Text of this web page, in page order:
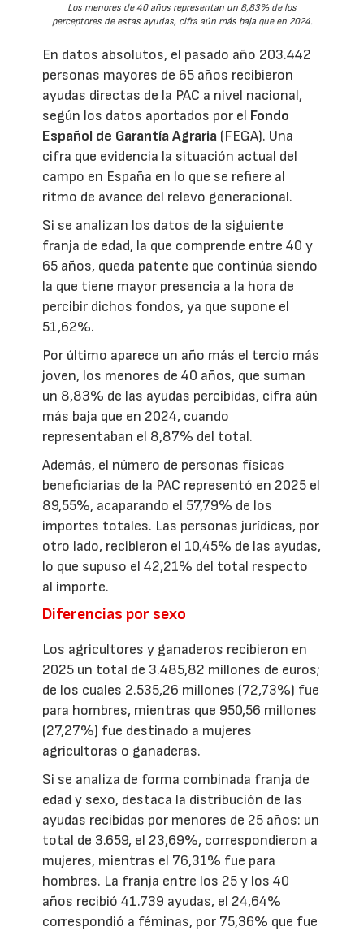
Los menores de 40 años representan un 8,83% de los
perceptores de estas ayudas, cifra aún más baja que en 2024.
En datos absolutos, el pasado año 203.442
personas mayores de 65 años recibieron
ayudas directas de la PAC a nivel nacional,
según los datos aportados por el Fondo
Español de Garantía Agraria (FEGA). Una
cifra que evidencia la situación actual del
campo en España en lo que se refiere al
ritmo de avance del relevo generacional.
Si se analizan los datos de la siguiente
franja de edad, la que comprende entre 40 y
65 años, queda patente que continúa siendo
la que tiene mayor presencia a la hora de
percibir dichos fondos, ya que supone el
51,62%.
Por último aparece un año más el tercio más
joven, los menores de 40 años, que suman
un 8,83% de las ayudas percibidas, cifra aún
más baja que en 2024, cuando
representaban el 8,87% del total.
Además, el número de personas físicas
beneficiarias de la PAC representó en 2025 el
89,55%, acaparando el 57,79% de los
importes totales. Las personas jurídicas, por
otro lado, recibieron el 10,45% de las ayudas,
lo que supuso el 42,21% del total respecto
al importe.
Diferencias por sexo
Los agricultores y ganaderos recibieron en
2025 un total de 3.485,82 millones de euros;
de los cuales 2.535,26 millones (72,73%) fue
para hombres, mientras que 950,56 millones
(27,27%) fue destinado a mujeres
agricultoras o ganaderas.
Si se analiza de forma combinada franja de
edad y sexo, destaca la distribución de las
ayudas recibidas por menores de 25 años: un
total de 3.659, el 23,69%, correspondieron a
mujeres, mientras el 76,31% fue para
hombres. La franja entre los 25 y los 40
años recibió 41.739 ayudas, el 24,64%
correspondió a féminas, por 75,36% que fue